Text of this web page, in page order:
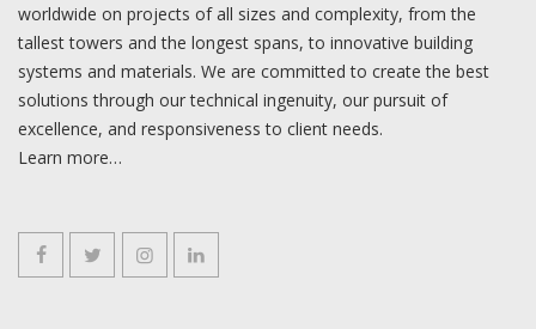
worldwide on projects of all sizes and complexity, from the
tallest towers and the longest spans, to innovative building
systems and materials. We are committed to create the best
solutions through our technical ingenuity, our pursuit of
excellence, and responsiveness to client needs.
Learn more…